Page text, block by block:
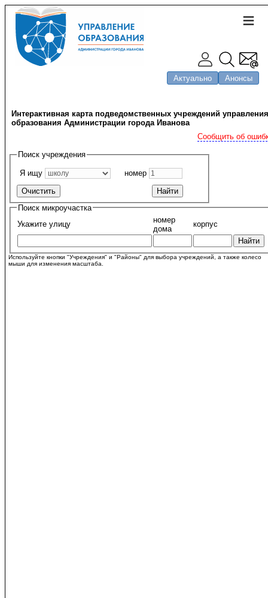
Актуально Анонсы
Интерактивная карта подведомственных учреждений управления
образования Администрации города Иванова
Сообщить об
Поиск учреждения
Я ищу номер
Поиск микроучастка
Укажите улицу
номер
дома
корпус
Используйте кнопки "Учреждения" и "Районы" для выбора учреждений, а также колесо
мыши для изменения масштаба.